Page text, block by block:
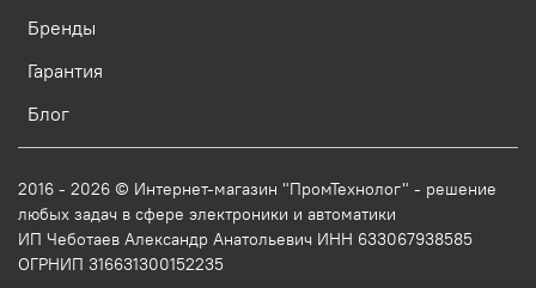
Бренды
Гарантия
Блог
2016 - 2026 © Интернет-магазин "ПромТехнолог" - решение
любых задач в сфере электроники и автоматики
ИП Чеботаев Александр Анатольевич ИНН 633067938585
ОГРНИП 316631300152235